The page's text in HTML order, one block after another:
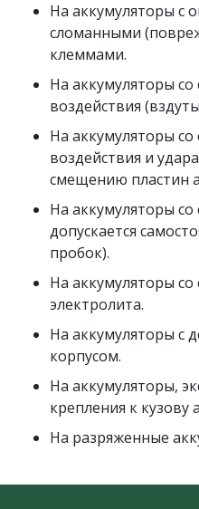
На аккумуляторы с
сломанными
клеммами.
На аккумуляторы
воздействия
На аккумуляторы со
воздействия и
смещению пластин
На аккумуляторы
допускается
пробок).
На аккумуляторы
электролита.
На аккумуляторы с
корпусом.
На аккумуляторы,
крепления к кузову
На разряженные